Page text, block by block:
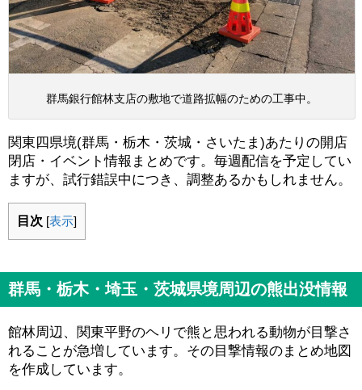
群馬銀行館林支店の敷地で道路拡幅のための工事中。
関東四県境(群馬・栃木・茨城・さいたま)あたりの開店
閉店・イベント情報まとめです。毎週配信を予定してい
ますが、試行錯誤中につき、調整あるかもしれません。
目次 [表示]
群馬・栃木・埼玉・茨城県境周辺の熊出没情報
館林周辺、関東平野のヘリで熊と思われる動物が目撃さ
れることが急増しています。その目撃情報のまとめ地図
を作成しています。